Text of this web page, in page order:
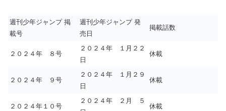
週刊少年ジャンプ 掲
載号
週刊少年ジャンプ 発
売日
掲載話数
２０２４年 ８号
２０２４年 １月２２
日
休載
２０２４年 ９号
２０２４年 １月２９
日
休載
２０２４年１０号
２０２４年 ２月 ５
休載